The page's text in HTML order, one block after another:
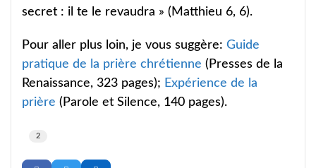
secret : il te le revaudra » (Matthieu 6, 6).
Pour aller plus loin, je vous suggère: Guide
pratique de la prière chrétienne (Presses de la
Renaissance, 323 pages); Expérience de la
prière (Parole et Silence, 140 pages).
2